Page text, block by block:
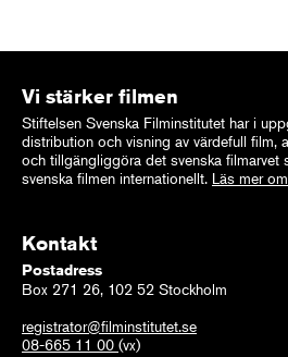
Vi stärker filmen
Stiftelsen Svenska Filminstitutet har i
distribution och visning av värdefull film,
och tillgängliggöra det svenska filmarvet
svenska filmen internationellt. Läs mer
Kontakt
Postadress
Box 271 26, 102 52 Stockholm
registrator@filminstitutet.se
08-665 11 00 (vx)